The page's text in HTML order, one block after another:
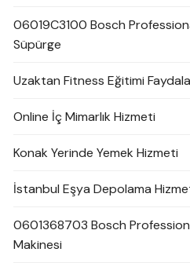
06019C3100 Bosch
Süpürge
Uzaktan Fitness Eğitimi
Online İç Mimarlık Hizmeti
Konak Yerinde Yemek Hizmeti
İstanbul Eşya Depolama
0601368703 Bosch
Makinesi